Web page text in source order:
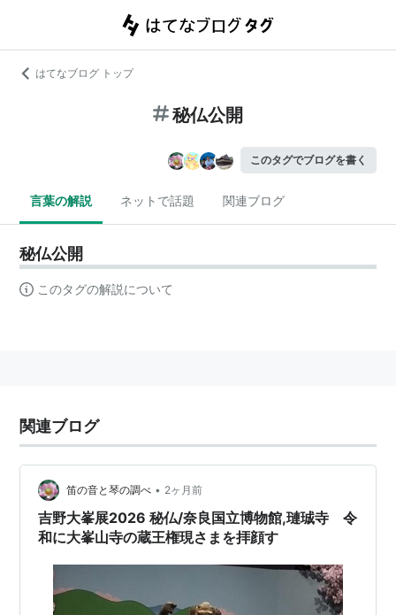
はてなブログ トップ
秘仏公開
このタグでブログを書く
言葉の解説 ネットで話題 関連ブログ
秘仏公開
このタグの解説について
関連ブログ
笛の音と琴の調べ • 2ヶ月前
吉野大峯展2026 秘仏/奈良国立博物館,璉珹寺 令
和に大峯山寺の蔵王権現さまを拝顔す